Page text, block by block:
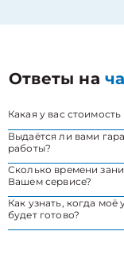
Ответы на
Какая у вас
Выдаётся ли вами
работы?
Сколько времени
Вашем сервисе?
Как узнать, когда моё
будет готово?